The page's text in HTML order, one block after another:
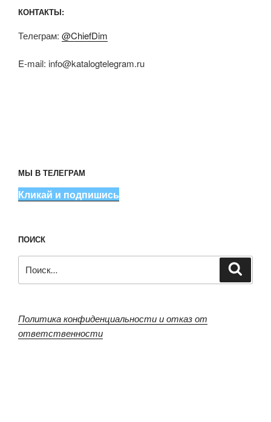
КОНТАКТЫ:
Телеграм: @ChiefDim
E-mail: info@katalogtelegram.ru
МЫ В ТЕЛЕГРАМ
Кликай и подпишись
ПОИСК
Политика конфиденциальности и отказ от
ответственности